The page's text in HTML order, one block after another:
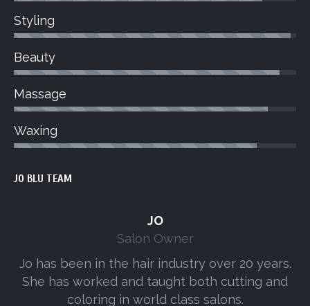
Styling
Beauty
Massage
Waxing
JO BLU TEAM
JO
Salon Owner
Jo has been in the hair industry over 20 years.
She has worked and taught both cutting and
coloring in world class salons.